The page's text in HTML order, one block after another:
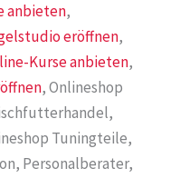
anbieten,
eröffnen,
Kurse anbieten,
, Onlineshop
Tuningteile,
Personalberater,